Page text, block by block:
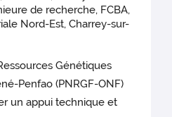
de recherche, FCBA,
Nord-Est, Charrey-sur-
Génétiques
Penfao (PNRGF-ONF)
un appui technique et